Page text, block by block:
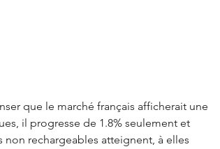
Citroën
que le marché français afficherait une
il progresse de 1.8% seulement et
rechargeables atteignent, à elles